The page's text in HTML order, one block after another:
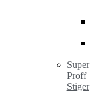
Super
Proff
Stiger